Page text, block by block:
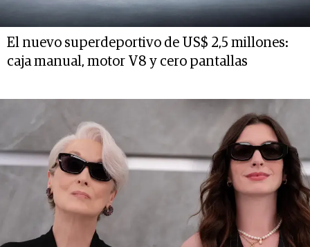
El nuevo superdeportivo de US$ 2,5 millones:
caja manual, motor V8 y cero pantallas